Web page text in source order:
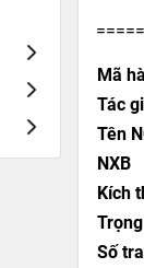
Mã
Tác
Tên
NXB
Kích
Số